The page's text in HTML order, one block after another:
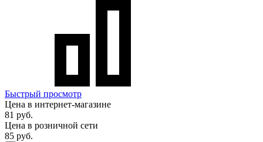
Быстрый просмотр
Цена в интернет-магазине
81 руб.
Цена в розничной сети
85 руб.